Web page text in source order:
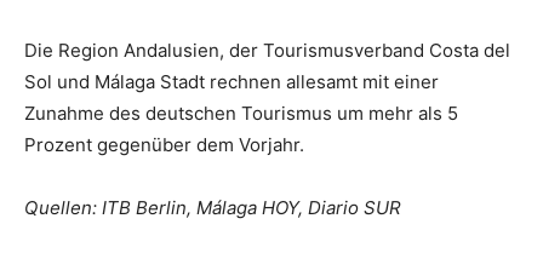
Die Region Andalusien, der Tourismusverband Costa del
Sol und Málaga Stadt rechnen allesamt mit einer
Zunahme des deutschen Tourismus um mehr als 5
Prozent gegenüber dem Vorjahr.
Quellen: ITB Berlin, Málaga HOY, Diario SUR